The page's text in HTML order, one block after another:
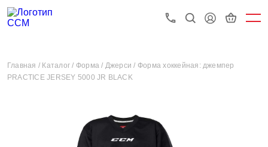
Главная / Каталог / Форма / Джерси / Форма хоккейная: джемпер
PRACTICE JERSEY 5000 JR BLACK